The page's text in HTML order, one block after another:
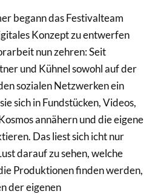
begann das Festivalteam
Konzept zu entwerfen
nun zehren: Seit
und Kühnel sowohl auf der
sozialen Netzwerken ein
sich in Fundstücken, Videos,
annähern und die eigene
Das liest sich icht nur
darauf zu sehen, welche
Produktionen finden werden,
der eigenen